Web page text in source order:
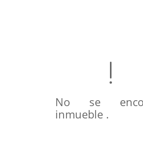
No se
inmueble .